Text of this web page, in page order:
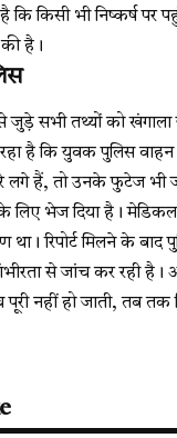
कि किसी भी निष्कर्ष
है।
जुड़े सभी तथ्यों को
रहा है कि युवक पुलिस
लगे हैं, तो उनके फुटेज भी
भेज दिया है। मेडिकल
रिपोर्ट मिलने के बाद
से जांच कर रही है।
पूरी नहीं हो जाती, तब